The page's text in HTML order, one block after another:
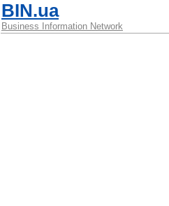
BIN.ua
Business Information Network